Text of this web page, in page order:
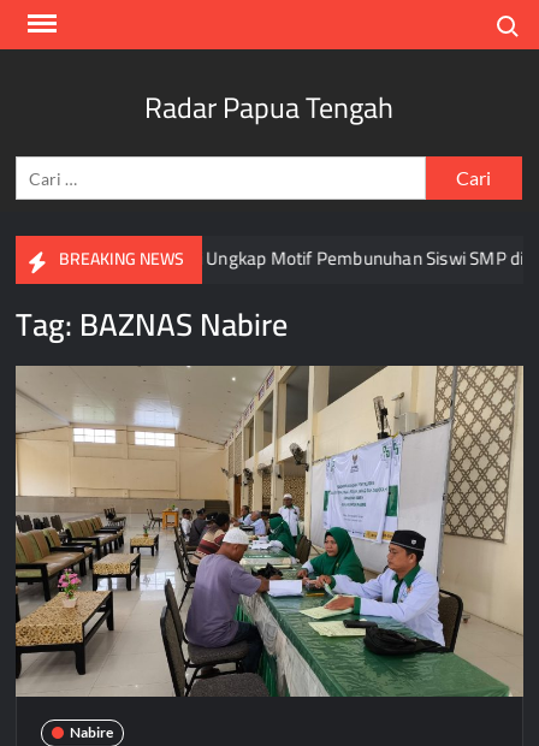
Skip
Radar Papua Tengah
untuk:
BREAKING NEWS
2026 Polisi Ungkap Motif Pembunuhan Siswi SMP di
Tag:BAZNAS Nabire
Nabire